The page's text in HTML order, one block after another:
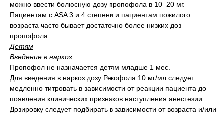
можно ввести болюсную дозу пропофола в 10–20 мг.
Пациентам с ASA 3 и 4 степени и пациентам пожилого
возраста часто бывает достаточно более низких доз
пропофола.
Детям
Введение в наркоз
Пропофол не назначается детям младше 1 мес.
Для введения в наркоз дозу Рекофола 10 мг/мл следует
медленно титровать в зависимости от реакции пациента до
появления клинических признаков наступления анестезии.
Дозировку следует подбирать в зависимости от возраста и/или